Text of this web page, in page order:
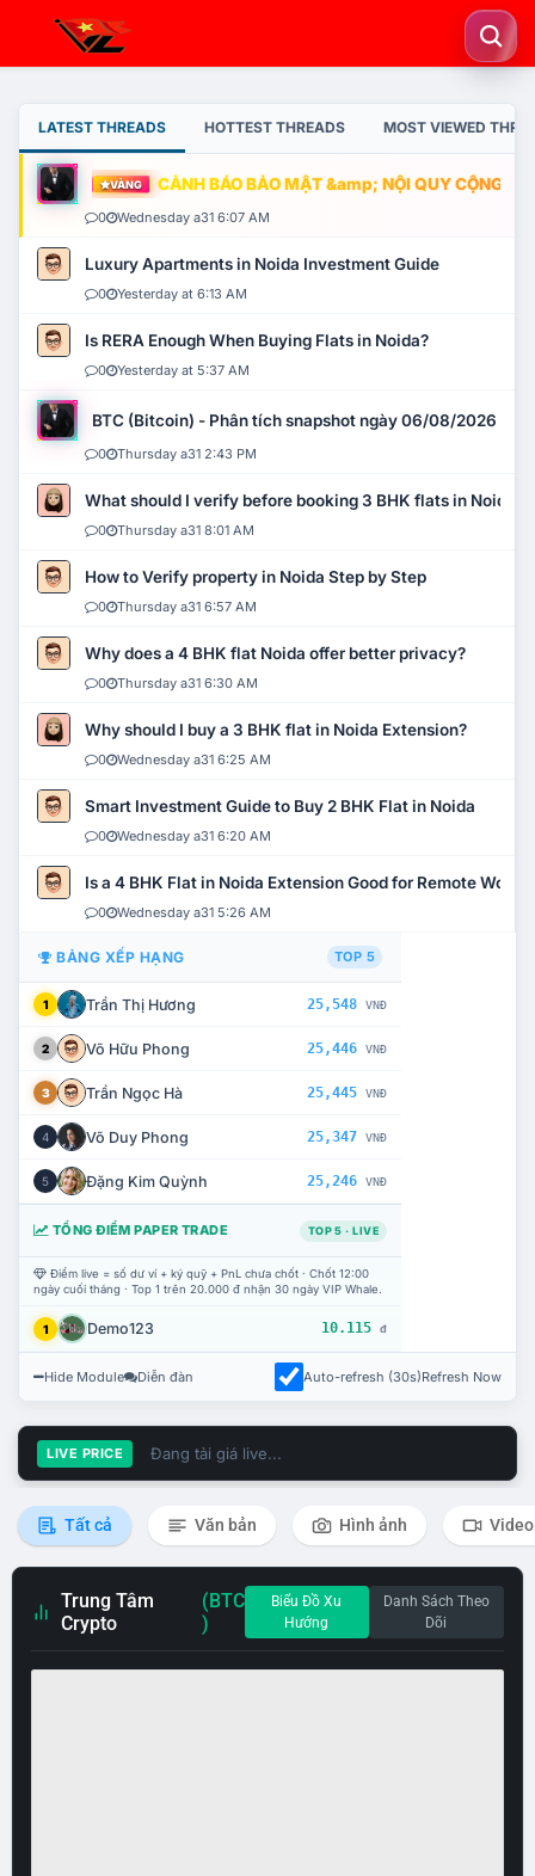
LATEST THREADS HOTTEST THREADS MOST VIEWED
VÀNG CẢNH BÁO BẢO MẬT &amp; NỘI QUY CỘNG
0 Wednesday a31 6:07 AM
Luxury Apartments in Noida Investment Guide
0 Yesterday at 6:13 AM
Is RERA Enough When Buying Flats in Noida?
0 Yesterday at 5:37 AM
BTC (Bitcoin) - Phân tích snapshot ngày 06/08/2026
0 Thursday a31 2:43 PM
What should I verify before booking 3 BHK flats in Noida?
0 Thursday a31 8:01 AM
How to Verify property in Noida Step by Step
0 Thursday a31 6:57 AM
Why does a 4 BHK flat Noida offer better privacy?
0 Thursday a31 6:30 AM
Why should I buy a 3 BHK flat in Noida Extension?
0 Wednesday a31 6:25 AM
Smart Investment Guide to Buy 2 BHK Flat in Noida
0 Wednesday a31 6:20 AM
Is a 4 BHK Flat in Noida Extension Good for Remote Work?
0 Wednesday a31 5:26 AM
BẢNG XẾP HẠNG TOP 5
1 Trần Thị Hương 25,548 VNĐ
2 Võ Hữu Phong 25,446 VNĐ
3 Trần Ngọc Hà 25,445 VNĐ
4 Võ Duy Phong 25,347 VNĐ
5 Đặng Kim Quỳnh 25,246 VNĐ
TỔNG ĐIỂM PAPER TRADE TOP 5 · LIVE
Điểm live = số dư ví + ký quỹ + PnL chưa chốt · Chốt 12:00
ngày cuối tháng · Top 1 trên 20.000 đ nhận 30 ngày VIP Whale.
1 Demo123 10.115 đ
Hide Module Diễn đàn Auto-refresh (30s)Refresh Now
LIVE PRICE Đang tải giá live...
Tất cả Văn bản Hình ảnh Video
Trung Tâm
Crypto
(BTC
)
Biểu Đồ Xu
Hướng
Danh Sách Theo
Dõi